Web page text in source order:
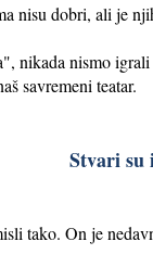
nisu dobri, ali je
nikada nismo igrali
savremeni teatar.
Stvari su
tako. On je